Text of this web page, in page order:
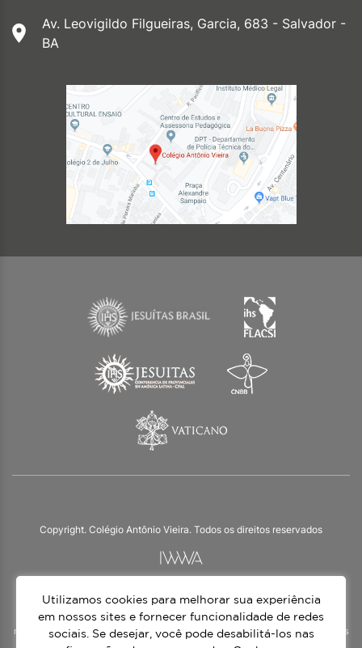
Av. Leovigildo Filgueiras, Garcia, 683 - Salvador -
BA
Copyright. Colégio Antônio Vieira. Todos os direitos reservados
O Colégio Antônio Vieira integra a Rede Jesuíta de Educação, tendo as suas
práticas impulsionadas pelos valores da espiritualidade inaciana – marca da
nossa identidade e das aproximadamente 1500 unidades de ensino, espalhadas
em mais de 60 países. Atendemos a alunos da Educação Infantil à 3ª série do
Utilizamos cookies para melhorar sua experiência
em nossos sites e fornecer funcionalidade de redes
sociais. Se desejar, você pode desabilitá-los nas